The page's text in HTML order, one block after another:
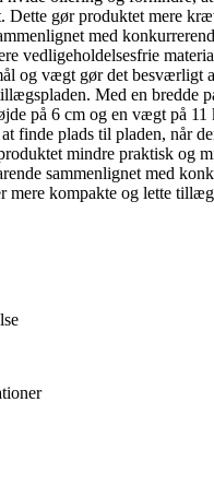
Dette gør produktet mere
med
vedligeholdelsesfrie
og vægt gør det besværligt
Med en bredde
på 6 cm og en vægt på
finde plads til pladen, når
mindre praktisk og
sammenlignet med
mere kompakte og lette